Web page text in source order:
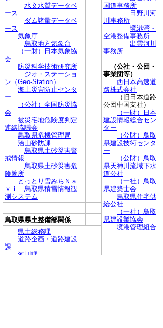
水文水質データベ
ース
ダム諸量データベ
ース
気象庁
鳥取地方気象台
（一財）日本気象協
会
防災科学技術研究所
ジオ・ステーショ
ン（Geo-Station）
海上災害防止センタ
ー
（公社）全国防災協
会
被災宅地危険度判定
連絡協議会
鳥取県危機管理局
治山砂防課
鳥取県土砂災害警
戒情報
鳥取県土砂災害危
険箇所
とっとり雪みちＮａ
ｖｉ 鳥取県積雪情報観
測システム
国道事務所
日野川河
川事務所
境港湾・
空港整備事務所
出雲河川
事務所
（公社・公団・
事業団等）
西日本高速道
路株式会社
（旧日本道路
公団中国支社）
（一財）日本
建設情報総合セン
ター
（公財）鳥取
県建設技術センタ
ー
（公財）鳥取
県天神川流域下水
道公社
（一社）鳥取
県建築士会
鳥取県住宅供
給公社
（一社）鳥取
県建設業協会
境港管理組合
鳥取県県土整備部関係
県土総務課
道路企画・道路建設
課
河川課